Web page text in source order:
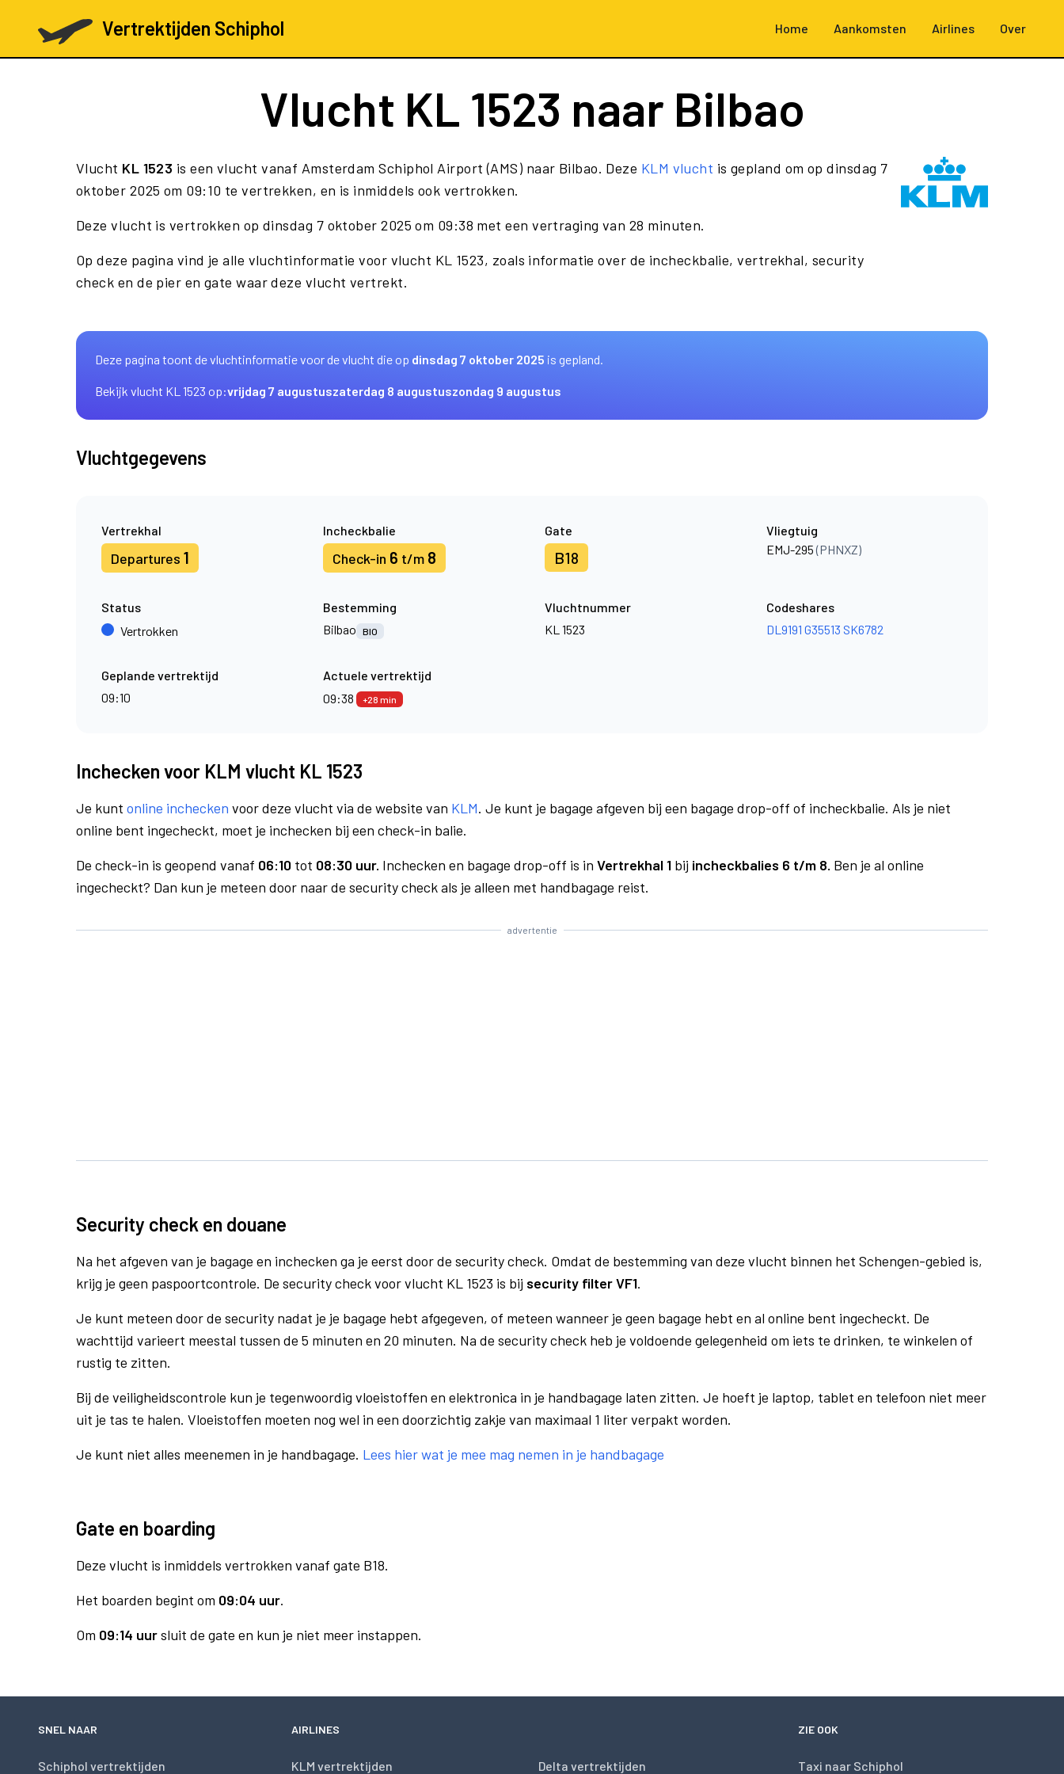
Vertrektijden Schiphol Home Aankomsten Airlines Over
Vlucht KL 1523 naar Bilbao
Vlucht KL 1523 is een vlucht vanaf Amsterdam Schiphol Airport (AMS) naar Bilbao. Deze KLM vlucht is gepland om op dinsdag 7
oktober 2025 om 09:10 te vertrekken, en is inmiddels ook vertrokken.
Deze vlucht is vertrokken op dinsdag 7 oktober 2025 om 09:38 met een vertraging van 28 minuten.
Op deze pagina vind je alle vluchtinformatie voor vlucht KL 1523, zoals informatie over de incheckbalie, vertrekhal, security
check en de pier en gate waar deze vlucht vertrekt.
Deze pagina toont de vluchtinformatie voor de vlucht die op dinsdag 7 oktober 2025 is gepland.
Bekijk vlucht KL 1523 op:vrijdag 7 augustuszaterdag 8 augustuszondag 9 augustus
Vluchtgegevens
Vertrekhal
Departures 1
Incheckbalie
Check-in 6 t/m 8
Gate
B18
Vliegtuig
EMJ-295(PHNXZ)
Status
Vertrokken
Bestemming
Bilbao
BIO
Vluchtnummer
KL 1523
Codeshares
DL9191 G35513 SK6782
Geplande vertrektijd
09:10
Actuele vertrektijd
09:38
+28 min
Inchecken voor KLM vlucht KL 1523
Je kunt online inchecken voor deze vlucht via de website van KLM. Je kunt je bagage afgeven bij een bagage drop-off of incheckbalie. Als je niet
online bent ingecheckt, moet je inchecken bij een check-in balie.
De check-in is geopend vanaf 06:10 tot 08:30 uur. Inchecken en bagage drop-off is in Vertrekhal 1 bij incheckbalies 6 t/m 8. Ben je al online
ingecheckt? Dan kun je meteen door naar de security check als je alleen met handbagage reist.
advertentie
Security check en douane
Na het afgeven van je bagage en inchecken ga je eerst door de security check. Omdat de bestemming van deze vlucht binnen het Schengen-gebied is,
krijg je geen paspoortcontrole. De security check voor vlucht KL 1523 is bij security filter VF1.
Je kunt meteen door de security nadat je je bagage hebt afgegeven, of meteen wanneer je geen bagage hebt en al online bent ingecheckt. De
wachttijd varieert meestal tussen de 5 minuten en 20 minuten. Na de security check heb je voldoende gelegenheid om iets te drinken, te winkelen of
rustig te zitten.
Bij de veiligheidscontrole kun je tegenwoordig vloeistoffen en elektronica in je handbagage laten zitten. Je hoeft je laptop, tablet en telefoon niet meer
uit je tas te halen. Vloeistoffen moeten nog wel in een doorzichtig zakje van maximaal 1 liter verpakt worden.
Je kunt niet alles meenemen in je handbagage. Lees hier wat je mee mag nemen in je handbagage
Gate en boarding
Deze vlucht is inmiddels vertrokken vanaf gate B18.
Het boarden begint om 09:04 uur.
Om 09:14 uursluit de gate en kun je niet meer instappen.
SNEL NAAR
Schiphol vertrektijden
AIRLINES
KLM vertrektijden Delta vertrektijden
ZIE OOK
Taxi naar Schiphol